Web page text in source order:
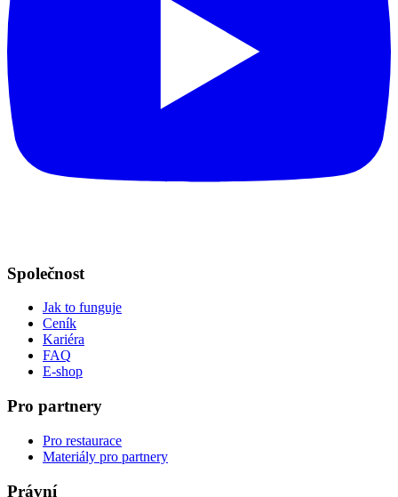
Společnost
Jak to funguje
Ceník
Kariéra
FAQ
E-shop
Pro partnery
Pro restaurace
Materiály pro partnery
Právní